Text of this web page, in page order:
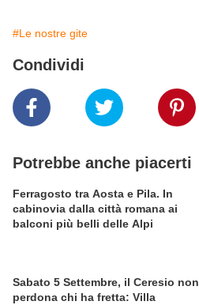
#Le nostre gite
Condividi
Potrebbe anche piacerti
Ferragosto tra Aosta e Pila. In
cabinovia dalla città romana ai
balconi più belli delle Alpi
Sabato 5 Settembre, il Ceresio non
perdona chi ha fretta: Villa